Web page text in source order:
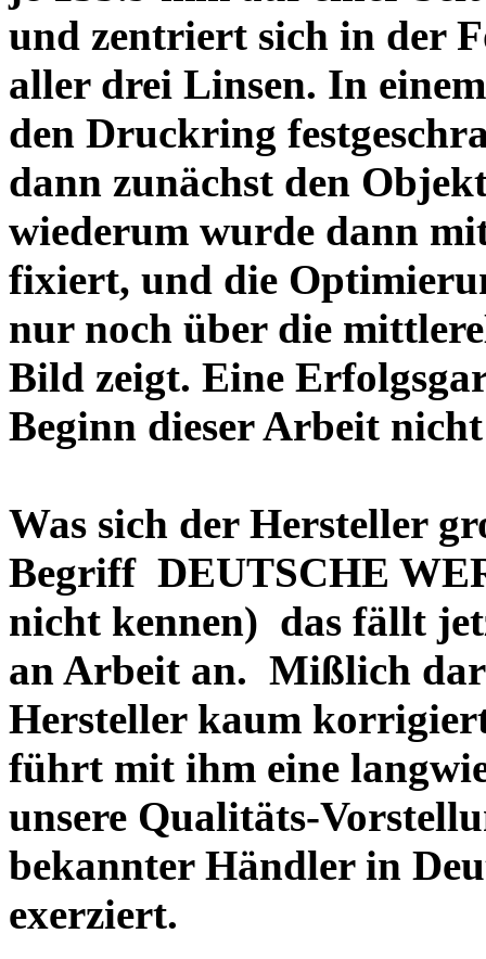
und zentriert sich in der
aller drei Linsen. In
den Druckring
dann zunächst den
wiederum wurde dann
fixiert, und die
nur noch über die
Bild zeigt. Eine
Beginn dieser Arbeit
Was sich der Hersteller
Begriff DEUTSCHE
nicht kennen) das fällt
an Arbeit an. Mißlich
Hersteller kaum
führt mit ihm eine
unsere Qualitäts-
bekannter Händler in
exerziert.